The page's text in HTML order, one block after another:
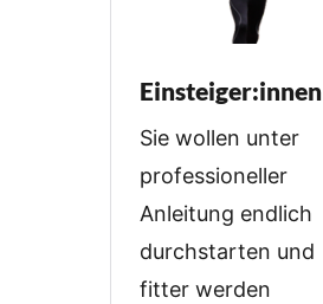
Einsteiger:innen
Sie wollen unter
professioneller
Anleitung endlich
durchstarten und
fitter werden